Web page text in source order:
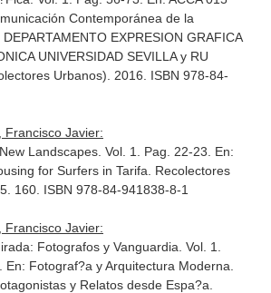
Contemporánea de la
. DEPARTAMENTO EXPRESION GRAFICA
UNIVERSIDAD SEVILLA y RU
Urbanos). 2016. ISBN 978-84-
Francisco Javier:
Landscapes. Vol. 1. Pag. 22-23. En:
for Surfers in Tarifa . Recolectores
160. ISBN 978-84-941838-8-1
Francisco Javier:
Fotografos y Vanguardia. Vol. 1.
En: Fotograf?a y Arquitectura Moderna.
y Relatos desde Espa?a